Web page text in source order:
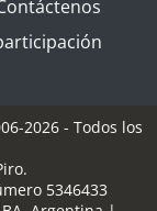
2026 - Todos los
5346433